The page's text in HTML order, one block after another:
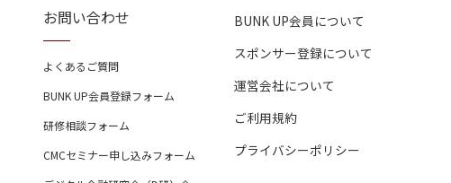
お問い合わせ
よくあるご質問
BUNK UP会員登録フォーム
研修相談フォーム
CMCセミナー申し込みフォーム
BUNK UP会員について
スポンサー登録について
運営会社について
ご利用規約
プライバシーポリシー